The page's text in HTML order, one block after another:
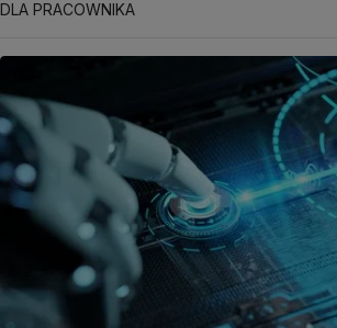
DLA PRACOWNIKA